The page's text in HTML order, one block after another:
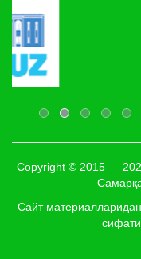
Copyright © 2015 —
Сайт